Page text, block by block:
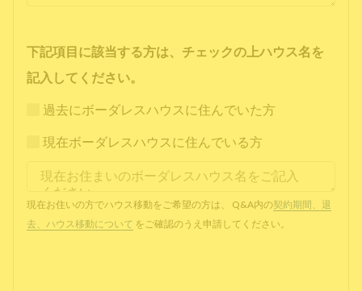
下記項目に該当する方は、チェックの上ハウス名を
記入してください。
過去にボーダレスハウスに住んでいた方
現在ボーダレスハウスに住んでいる方
現在お住いの方でハウス移動をご希望の方は、 Q&A内の契約期間、退
去、ハウス移動について をご確認のうえ申請してください。